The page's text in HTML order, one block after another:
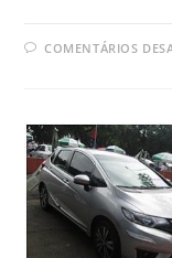
COMENTÁRIOS